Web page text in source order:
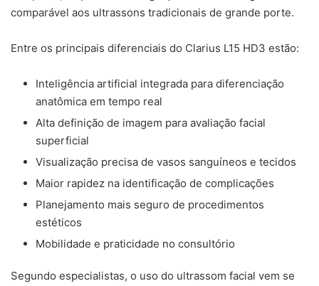
comparável aos ultrassons tradicionais de grande porte.
Entre os principais diferenciais do Clarius L15 HD3 estão:
Inteligência artificial integrada para diferenciação
anatômica em tempo real
Alta definição de imagem para avaliação facial
superficial
Visualização precisa de vasos sanguíneos e tecidos
Maior rapidez na identificação de complicações
Planejamento mais seguro de procedimentos
estéticos
Mobilidade e praticidade no consultório
Segundo especialistas, o uso do ultrassom facial vem se